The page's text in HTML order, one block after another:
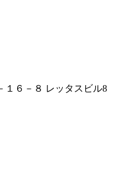
６－８ レッタスビル8